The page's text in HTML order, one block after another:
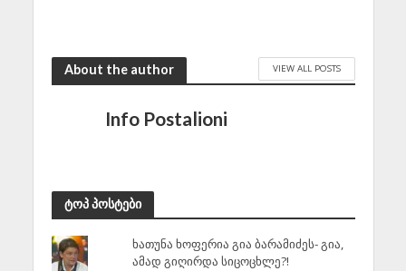
About the author VIEW ALL POSTS
Info Postalioni
ტოპ პოსტები
ხათუნა ხოფერია გია ბარამიძეს- გია,
ამად გიღირდა სიცოცხლე?!